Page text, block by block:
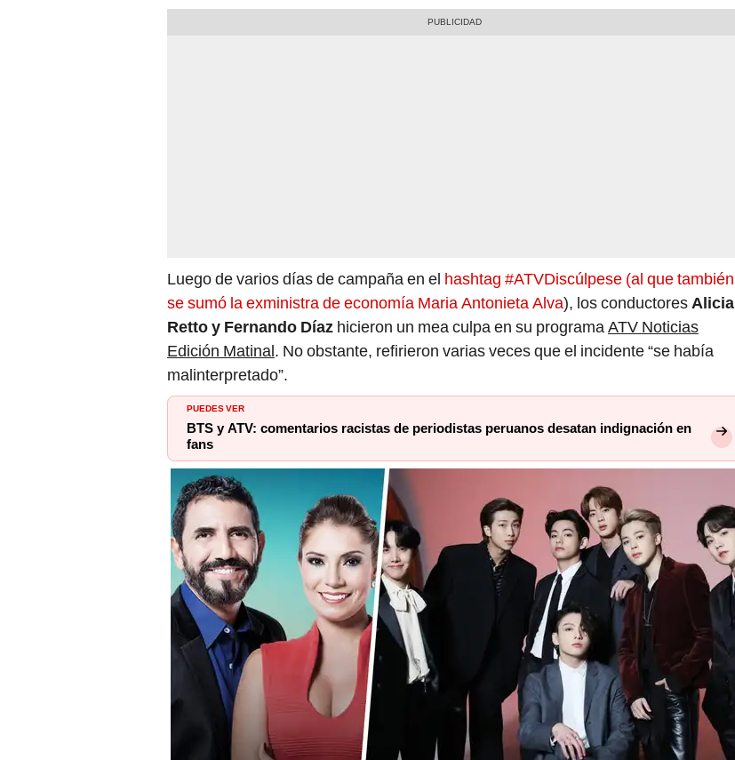
Luego de varios días de campaña en el hashtag #ATVDiscúlpese (al que también
se sumó la exministra de economía Maria Antonieta Alva), los conductores Alicia
Retto y Fernando Díaz hicieron un mea culpa en su programa ATV Noticias
Edición Matinal. No obstante, refirieron varias veces que el incidente “se había
malinterpretado”.
PUEDES VER
BTS y ATV: comentarios racistas de periodistas peruanos desatan indignación en
fans